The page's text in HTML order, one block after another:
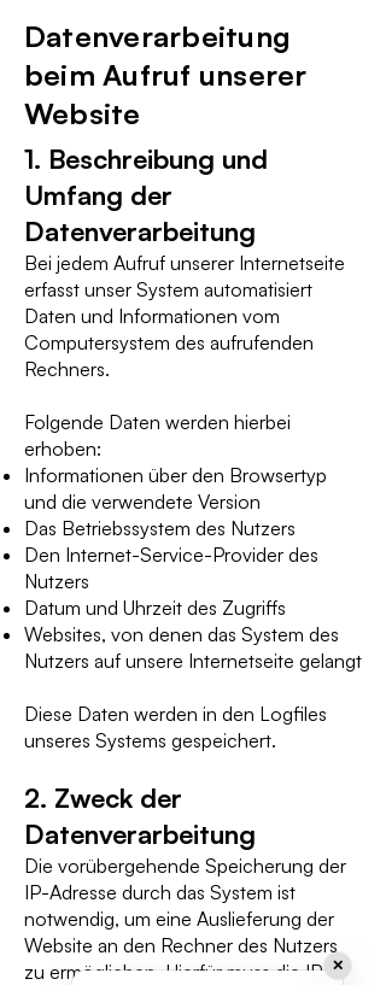
Datenverarbeitung
beim Aufruf unserer
Website
1. Beschreibung und
Umfang der
Datenverarbeitung
Bei jedem Aufruf unserer Internetseite
erfasst unser System automatisiert
Daten und Informationen vom
Computersystem des aufrufenden
Rechners.
Folgende Daten werden hierbei
erhoben:
Informationen über den Browsertyp
und die verwendete Version
Das Betriebssystem des Nutzers
Den Internet-Service-Provider des
Nutzers
Datum und Uhrzeit des Zugriffs
Websites, von denen das System des
Nutzers auf unsere Internetseite gelangt
Diese Daten werden in den Logfiles
unseres Systems gespeichert.
2. Zweck der
Datenverarbeitung
Die vorübergehende Speicherung der
IP-Adresse durch das System ist
notwendig, um eine Auslieferung der
Website an den Rechner des Nutzers
zu ermöglichen. Hierfür muss die IP-✕